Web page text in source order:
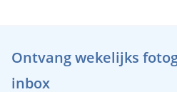
Ontvang wekelijks
inbox